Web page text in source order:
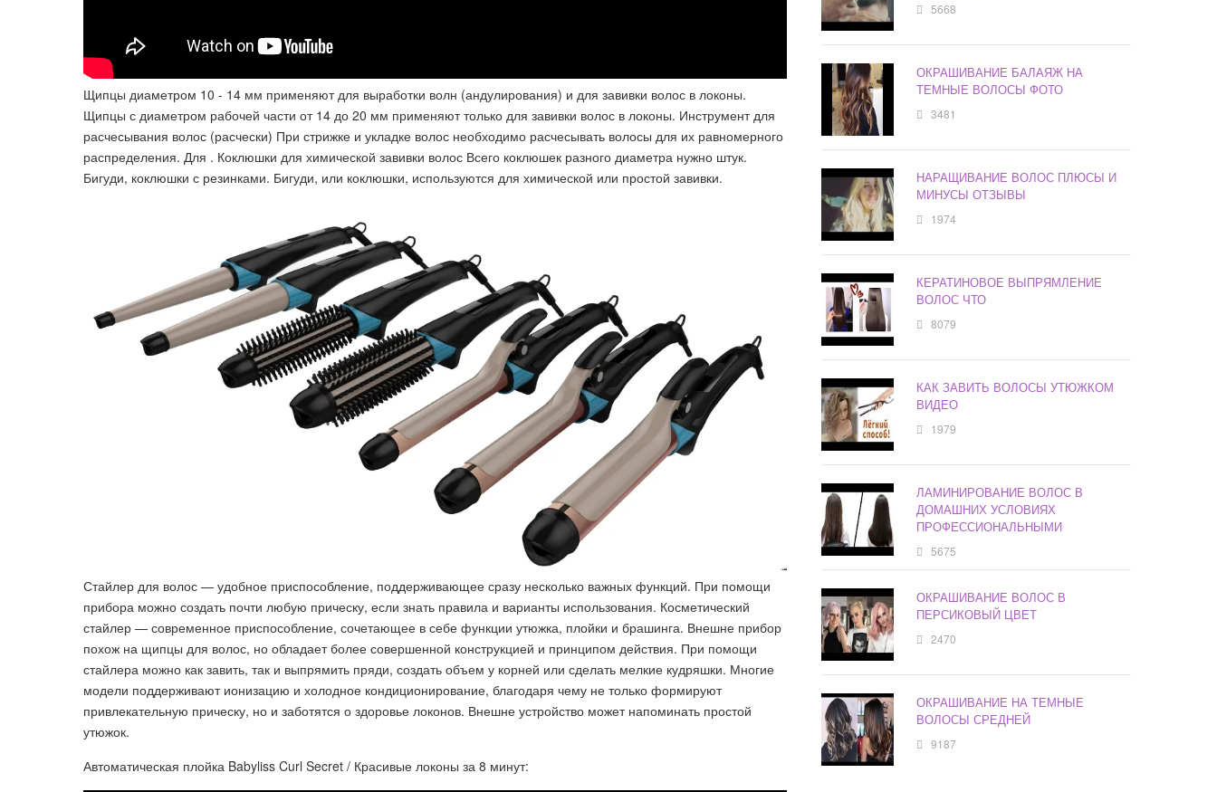
Щипцы диаметром 10 - 14 мм применяют для выработки волн (андулирования) и для завивки волос в локоны.
Щипцы с диаметром рабочей части от 14 до 20 мм применяют только для завивки волос в локоны. Инструмент для
расчесывания волос (расчески) При стрижке и укладке волос необходимо расчесывать волосы для их равномерного
распределения. Для . Коклюшки для химической завивки волос Всего коклюшек разного диаметра нужно штук.
Бигуди, коклюшки с резинками. Бигуди, или коклюшки, используются для химической или простой завивки.
Стайлер для волос — удобное приспособление, поддерживающее сразу несколько важных функций. При помощи
прибора можно создать почти любую прическу, если знать правила и варианты использования. Косметический
стайлер — современное приспособление, сочетающее в себе функции утюжка, плойки и брашинга. Внешне прибор
похож на щипцы для волос, но обладает более совершенной конструкцией и принципом действия. При помощи
стайлера можно как завить, так и выпрямить пряди, создать объем у корней или сделать мелкие кудряшки. Многие
модели поддерживают ионизацию и холодное кондиционирование, благодаря чему не только формируют
привлекательную прическу, но и заботятся о здоровье локонов. Внешне устройство может напоминать простой
утюжок.
Автоматическая плойка Babyliss Curl Secret / Красивые локоны за 8 минут:
5668
ОКРАШИВАНИЕ БАЛАЯЖ НА
ТЕМНЫЕ ВОЛОСЫ ФОТО
3481
НАРАЩИВАНИЕ ВОЛОС ПЛЮСЫ И
МИНУСЫ ОТЗЫВЫ
1974
КЕРАТИНОВОЕ ВЫПРЯМЛЕНИЕ
ВОЛОС ЧТО
8079
КАК ЗАВИТЬ ВОЛОСЫ УТЮЖКОМ
ВИДЕО
1979
ЛАМИНИРОВАНИЕ ВОЛОС В
ДОМАШНИХ УСЛОВИЯХ
ПРОФЕССИОНАЛЬНЫМИ
5675
ОКРАШИВАНИЕ ВОЛОС В
ПЕРСИКОВЫЙ ЦВЕТ
2470
ОКРАШИВАНИЕ НА ТЕМНЫЕ
ВОЛОСЫ СРЕДНЕЙ
9187